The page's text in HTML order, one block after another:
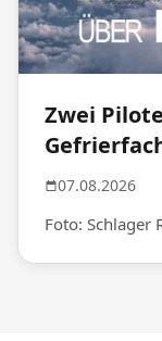
Zwei
07.08.2026
Foto: Schlager